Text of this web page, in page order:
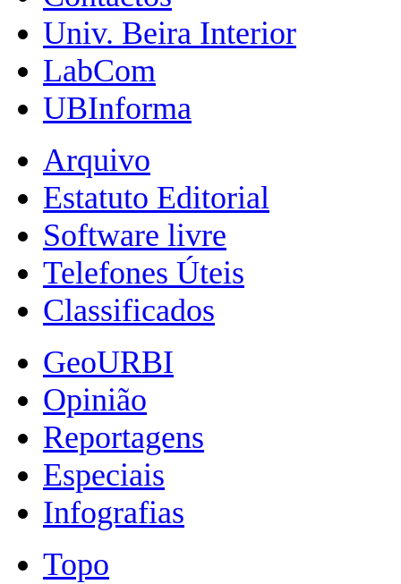
Univ. Beira Interior
LabCom
UBInforma
Arquivo
Estatuto Editorial
Software livre
Telefones Úteis
Classificados
GeoURBI
Opinião
Reportagens
Especiais
Infografias
Topo